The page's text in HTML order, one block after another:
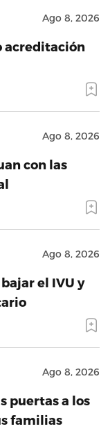
Ago 8, 2026
acreditación
Ago 8, 2026
con las
Ago 8, 2026
el IVU y
Ago 8, 2026
puertas a los
familias